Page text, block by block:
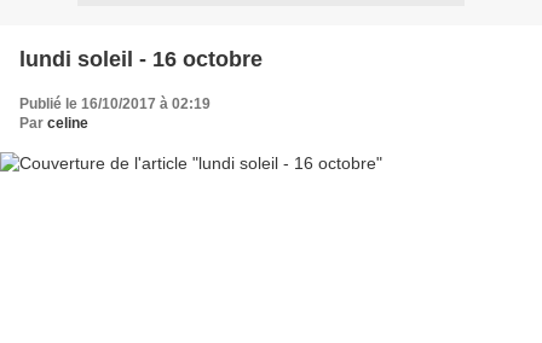
lundi soleil - 16 octobre
Publié le 16/10/2017 à 02:19
Par celine